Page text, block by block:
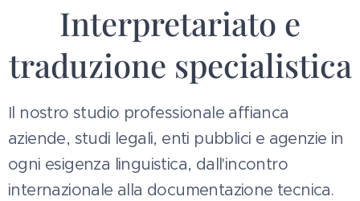
Interpretariato e
traduzione specialistica
Il nostro studio professionale affianca
aziende, studi legali, enti pubblici e agenzie in
ogni esigenza linguistica, dall'incontro
internazionale alla documentazione tecnica.